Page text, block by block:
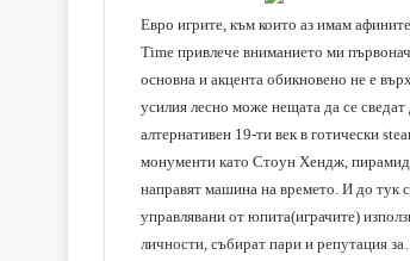
Евро игрите, към които аз имам
Time привлече вниманието ми
основна и акцента обикновено не е
усилия лесно може нещата да се
алтернативен 19-ти век в готически
монументи като Стоун Хендж,
направят машина на времето. И до тук
управлявани от юпита(играчите)
личности, събират пари и репутация